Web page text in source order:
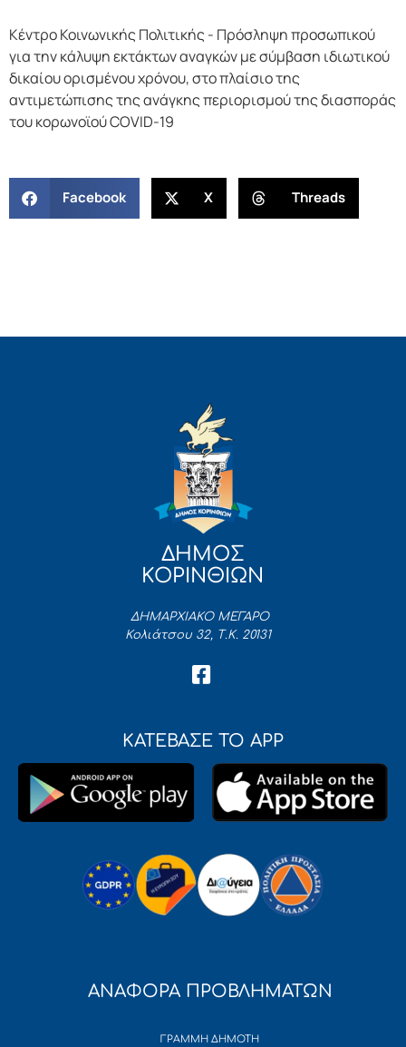
Κέντρο Κοινωνικής Πολιτικής - Πρόσληψη προσωπικού
για την κάλυψη εκτάκτων αναγκών με σύμβαση ιδιωτικού
δικαίου ορισμένου χρόνου, στο πλαίσιο της
αντιμετώπισης της ανάγκης περιορισμού της διασποράς
του κορωνοϊού COVID-19
Facebook X Threads
ΔΗΜΟΣ
ΚΟΡΙΝΘΙΩΝ
ΔΗΜΑΡΧΙΑΚΟ ΜΕΓΑΡΟ
Κολιάτσου 32, Τ.Κ. 20131
ΚΑΤΕΒΑΣΕ ΤΟ APP
ΑΝΑΦΟΡΑ ΠΡΟΒΛΗΜΑΤΩΝ
ΓΡΑΜΜΗ ΔΗΜΟΤΗ